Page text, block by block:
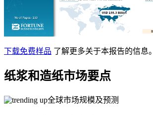
下载免费样品 了解更多关于本报告的信息。
纸浆和造纸市场要点
全球市场规模及预测